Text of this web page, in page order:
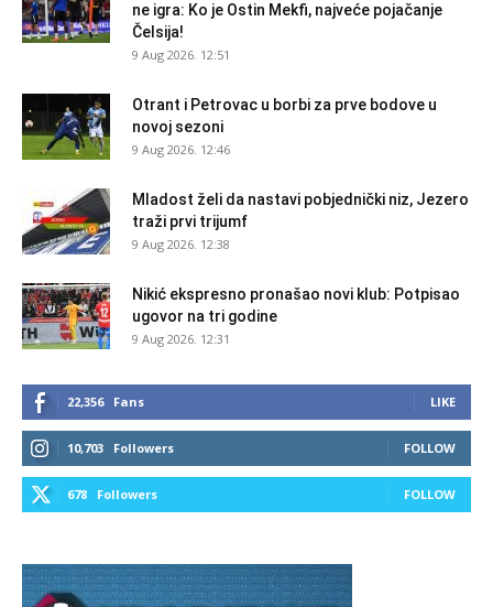
ne igra: Ko je Ostin Mekfi, najveće pojačanje
Čelsija!
9 Aug 2026. 12:51
Otrant i Petrovac u borbi za prve bodove u
novoj sezoni
9 Aug 2026. 12:46
Mladost želi da nastavi pobjednički niz, Jezero
traži prvi trijumf
9 Aug 2026. 12:38
Nikić ekspresno pronašao novi klub: Potpisao
ugovor na tri godine
9 Aug 2026. 12:31
22,356 Fans LIKE
10,703 Followers FOLLOW
678 Followers FOLLOW